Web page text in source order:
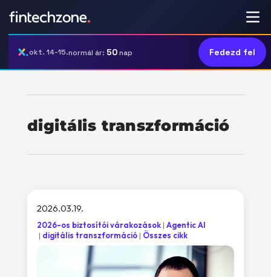
okt. 14-15.normál ár: 50nap Fedezd fel
digitális transzformáció
2026.03.19.
2026-os biztosítói várakozások Agentic AI
digitális transzformáció
Összes cikk